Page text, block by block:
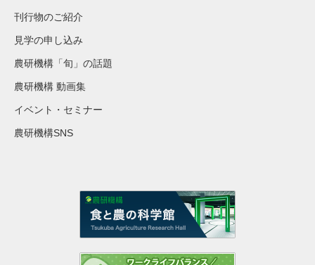
刊行物のご紹介
見学の申し込み
農研機構「旬」の話題
農研機構 動画集
イベント・セミナー
農研機構SNS